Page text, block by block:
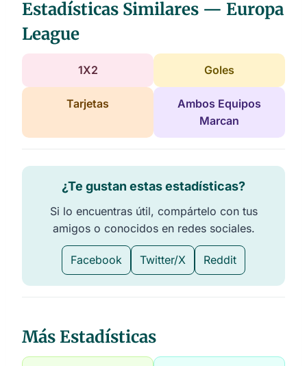
Estadísticas Similares — Europa
League
1X2 Goles
Tarjetas
Ambos Equipos
Marcan
¿Te gustan estas estadísticas?
Si lo encuentras útil, compártelo con tus
amigos o conocidos en redes sociales.
Facebook Twitter/X Reddit
Más Estadísticas